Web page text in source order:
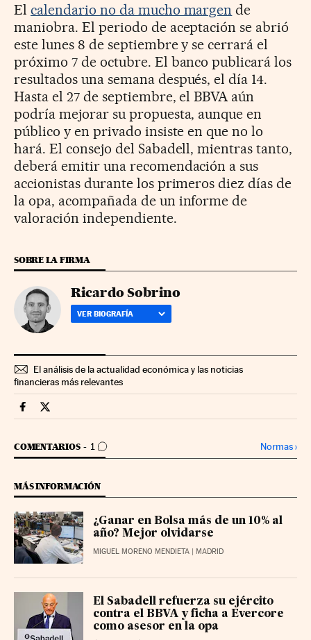
El calendario no da mucho margen de
maniobra. El periodo de aceptación se abrió
este lunes 8 de septiembre y se cerrará el
próximo 7 de octubre. El banco publicará los
resultados una semana después, el día 14.
Hasta el 27 de septiembre, el BBVA aún
podría mejorar su propuesta, aunque en
público y en privado insiste en que no lo
hará. El consejo del Sabadell, mientras tanto,
deberá emitir una recomendación a sus
accionistas durante los primeros diez días de
la opa, acompañada de un informe de
valoración independiente.
SOBRE LA FIRMA
Ricardo Sobrino
VER BIOGRAFÍA
El análisis de la actualidad económica y las noticias
financieras más relevantes
Mercados Financieros Cinco Días en Facebook
Mercados Financieros Cinco Días en Twitter
COMENTARIOS 1
IR A LOS COMENTARIOS Normas›
MÁS INFORMACIÓN
¿Ganar en Bolsa más de un 10% al
año? Mejor olvidarse
MIGUEL MORENO MENDIETA | MADRID
El Sabadell refuerza su ejército
contra el BBVA y ficha a Evercore
como asesor en la opa